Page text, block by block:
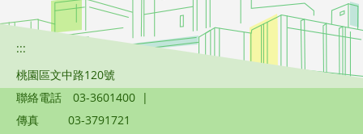
:::
桃園區文中路120號
聯絡電話
03-3601400 |
傳真
03-3791721